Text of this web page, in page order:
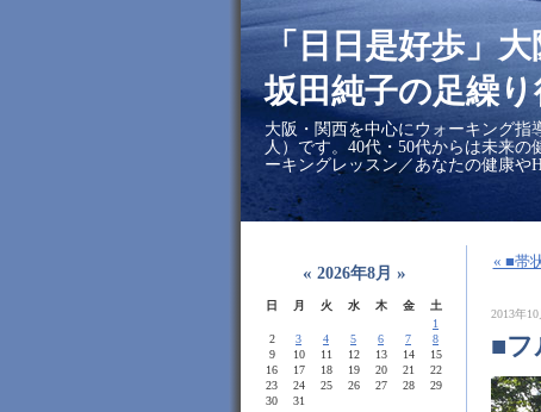
「日日是好歩」
坂田純子の足繰り
大阪・関西を中心にウォーキング
人）です。40代・50代からは未来
ーキングレッスン／あなたの健康や
« 2026年8月 »
日 月 火 水 木 金
土
1
2
3 4 5 6 7
8
9
10 11 12 13 14
15
16
17 18 19 20 21
22
23
24 25 26 27 28
29
30
31
« ■帯
2013年
■フ